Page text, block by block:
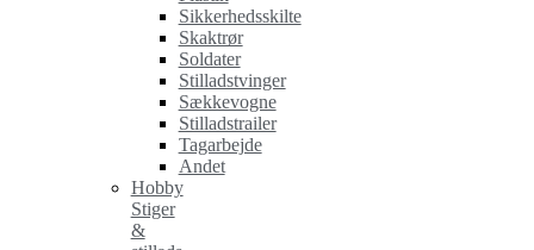
Sikkerhedsskilte
Skaktrør
Soldater
Stilladstvinger
Sækkevogne
Stilladstrailer
Tagarbejde
Andet
Hobby
Stiger
&